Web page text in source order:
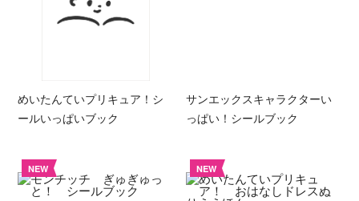
めいたんていプリキュア！シ
ールいっぱいブック
サンエックスキャラクターい
っぱい！シールブック
NEW NEW